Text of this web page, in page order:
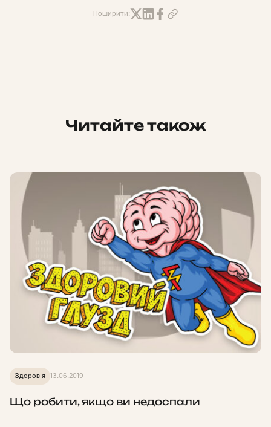
Поширити:
Читайте також
Здоров'я 13.06.2019
Що робити, якщо ви недоспали